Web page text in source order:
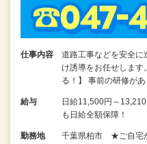
仕事内容
道路工事などを安全に
け誘導をお任せしま
る！】 事前の研修が
給与
日給11,500円～
も日給全額保障！
勤務地 千葉県柏市 ★ご自宅